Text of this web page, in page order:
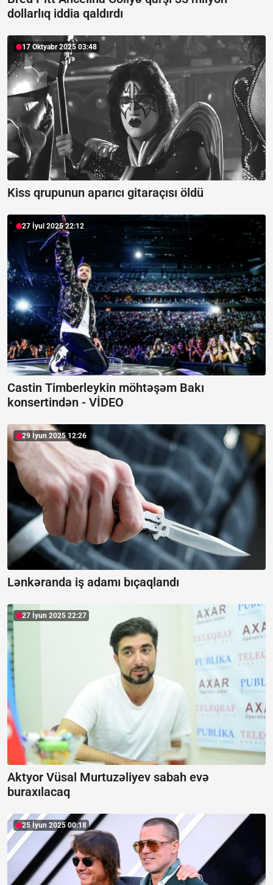
dollarlıq iddia qaldırdı
17 Oktyabr 2025 03:48
Kiss qrupunun aparıcı gitaraçısı öldü
27 İyul 2025 22:12
Castin Timberleykin möhtəşəm Bakı
konsertindən - VİDEO
29 İyun 2025 12:26
Lənkəranda iş adamı bıçaqlandı
27 İyun 2025 22:27
Aktyor Vüsal Murtuzəliyev sabah evə
buraxılacaq
25 İyun 2025 00:18